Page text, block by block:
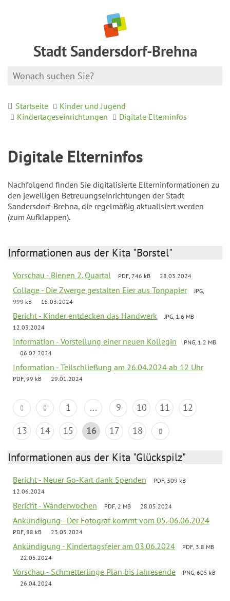
Stadt Sandersdorf-Brehna
Startseite
Kinder und Jugend
Kindertageseinrichtungen
Digitale Elterninfos
Digitale Elterninfos
Nachfolgend finden Sie digitalisierte Elterninformationen zu
den jeweiligen Betreuungseinrichtungen der Stadt
Sandersdorf-Brehna, die regelmäßig aktualisiert werden
(zum Aufklappen).
Informationen aus der Kita "Borstel"
Vorschau - Bienen 2. Quartal PDF, 746 kB 28.03.2024
Collage - Die Zwerge gestalten Eier aus Tonpapier
JPG,
999 kB
15.03.2024
Bericht - Kinder entdecken das Handwerk
JPG, 1.6 MB
12.03.2024
Information - Vorstellung einer neuen Kollegin
PNG, 1.2 MB
06.02.2024
Information - Teilschließung am 26.04.2024 ab 12 Uhr
PDF, 99 kB 29.01.2024
1 ... 9 10 11
12
13
14 15 16 17 18
Informationen aus der Kita "Glückspilz"
Bericht - Neuer Go-Kart dank Spenden
PDF, 309 kB
12.06.2024
Bericht - Wanderwochen PDF, 2 MB 28.05.2024
Ankündigung - Der Fotograf kommt vom 05.-06.06.2024
PDF, 88 kB 23.05.2024
Ankündigung - Kindertagsfeier am 03.06.2024
PDF, 3.8 MB
22.05.2024
Vorschau - Schmetterlinge Plan bis Jahresende
PNG, 605 kB
26.04.2024